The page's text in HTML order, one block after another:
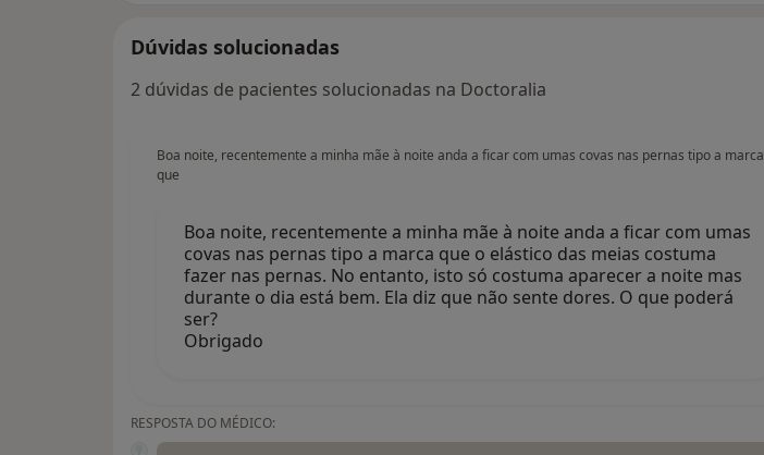
Dúvidas solucionadas
2 dúvidas de pacientes solucionadas na Doctoralia
Boa noite, recentemente a minha mãe à noite anda a ficar com umas covas nas pernas tipo a marca
que
Boa noite, recentemente a minha mãe à noite anda a ficar com umas
covas nas pernas tipo a marca que o elástico das meias costuma
fazer nas pernas. No entanto, isto só costuma aparecer a noite mas
durante o dia está bem. Ela diz que não sente dores. O que poderá
ser?
Obrigado
RESPOSTA DO MÉDICO: